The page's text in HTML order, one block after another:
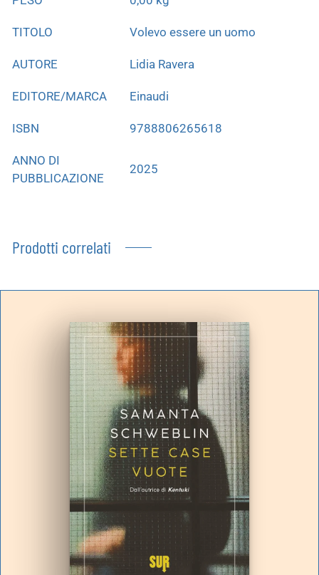
TITOLO Volevo essere un uomo
AUTORE Lidia Ravera
EDITORE/MARCA Einaudi
ISBN 9788806265618
ANNO DI
PUBBLICAZIONE
2025
Prodotti correlati